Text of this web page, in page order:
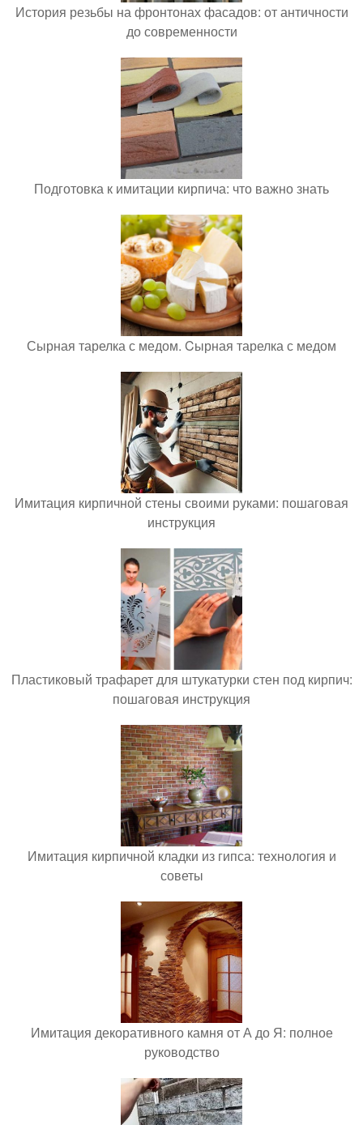
История резьбы на фронтонах фасадов: от античности
до современности
Подготовка к имитации кирпича: что важно знать
Сырная тарелка с медом. Cырная тарелка с медом
Имитация кирпичной стены своими руками: пошаговая
инструкция
Пластиковый трафарет для штукатурки стен под кирпич:
пошаговая инструкция
Имитация кирпичной кладки из гипса: технология и
советы
Имитация декоративного камня от А до Я: полное
руководство